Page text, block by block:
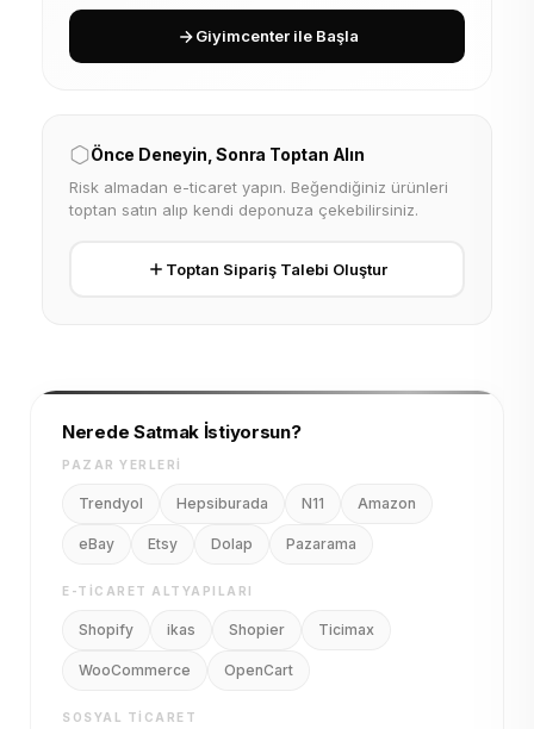
Giyimcenter ile Başla
Önce Deneyin, Sonra Toptan Alın
Risk almadan e-ticaret yapın. Beğendiğiniz ürünleri
toptan satın alıp kendi deponuza çekebilirsiniz.
Toptan Sipariş Talebi Oluştur
Nerede Satmak İstiyorsun?
PAZAR YERLERI
Trendyol Hepsiburada N11 Amazon
eBay Etsy Dolap Pazarama
E-TICARET ALTYAPILARI
Shopify ikas Shopier Ticimax
WooCommerce OpenCart
SOSYAL TICARET